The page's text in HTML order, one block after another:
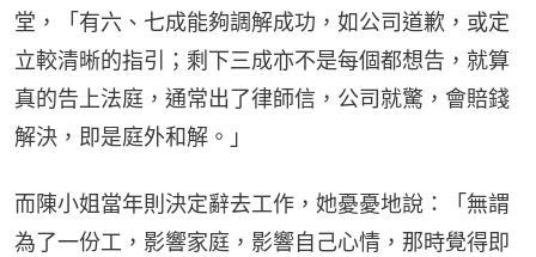
堂，「有六、七成能夠調解成功，如公司道歉，或定
立較清晰的指引；剩下三成亦不是每個都想告，就算
真的告上法庭，通常出了律師信，公司就驚，會賠錢
解決，即是庭外和解。」
而陳小姐當年則決定辭去工作，她憂憂地說：「無謂
為了一份工，影響家庭，影響自己心情，那時覺得即